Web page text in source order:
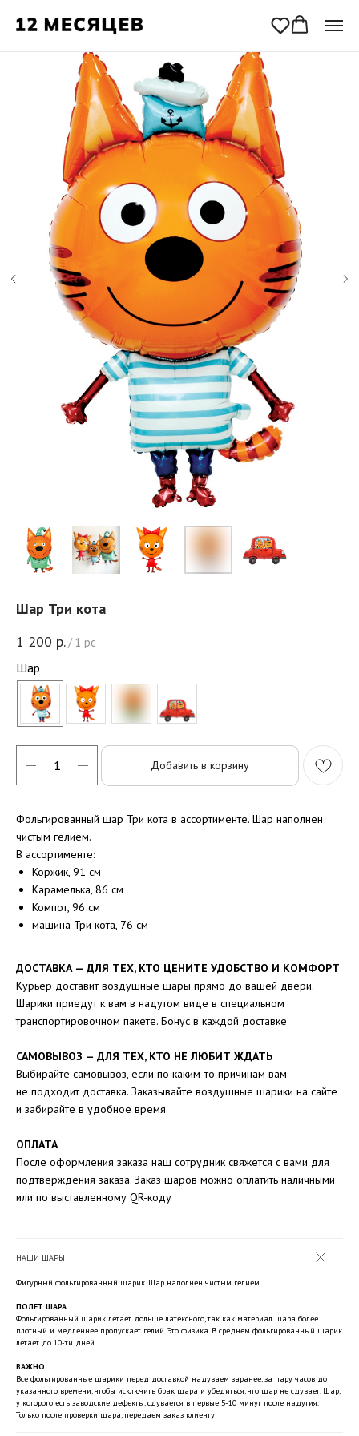
Шар Три кота
1 200 р./ 1 pc
Шар
Добавить в корзину
Фольгированный шар Три кота в ассортименте. Шар наполнен
чистым гелием.
В ассортименте:
Коржик, 91 см
Карамелька, 86 см
Компот, 96 см
машина Три кота, 76 см
ДОСТАВКА — ДЛЯ ТЕХ, КТО ЦЕНИТЕ УДОБСТВО И КОМФОРТ
Курьер доставит воздушные шары прямо до вашей двери.
Шарики приедут к вам в надутом виде в специальном
транспортировочном пакете. Бонус в каждой доставке
САМОВЫВОЗ — ДЛЯ ТЕХ, КТО НЕ ЛЮБИТ ЖДАТЬ
Выбирайте самовывоз, если по каким-то причинам вам
не подходит доставка. Заказывайте воздушные шарики на сайте
и забирайте в удобное время.
ОПЛАТА
После оформления заказа наш сотрудник свяжется с вами для
подтверждения заказа. Заказ шаров можно оплатить наличными
или по выставленному QR-коду
НАШИ ШАРЫ
Фигурный фольгированный шарик. Шар наполнен чистым гелием.
ПОЛЕТ ШАРА
Фольгированный шарик летает дольше латексного, так как материал шара более
плотный и медленнее пропускает гелий. Это физика. В среднем фольгированный шарик
летает до 10-ти дней
ВАЖНО
Все фольгированные шарики перед доставкой надуваем заранее, за пару часов до
указанного времени, чтобы исключить брак шара и убедиться, что шар не сдувает. Шар,
у которого есть заводские дефекты, сдувается в первые 5-10 минут после надутия.
Только после проверки шара, передаем заказ клиенту